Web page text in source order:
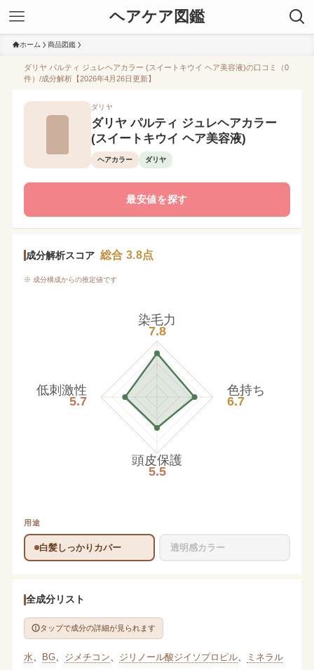
ヘアケア図鑑
ホーム 商品図鑑
ダリヤ パルティ ジュレヘアカラー (スイートキウイ ヘア美容液)の口コミ（0
件）/成分解析【2026年4月26日更新】
ダリヤ
ダリヤ パルティ ジュレヘアカラー
(スイートキウイ ヘア美容液)
ヘアカラー ダリヤ
最安値を探す
成分解析スコア 総合 3.8点
※ 成分構成からの推定値です
染毛力
7.8
色持ち
6.7
頭皮保護
5.5
低刺激性
5.7
用途
白髪しっかりカバー 透明感カラー
全成分リスト
タップで成分の詳細が見られます
水 BG、 ジメチコン ジリノール酸ジイソプロピル、
ミネラル